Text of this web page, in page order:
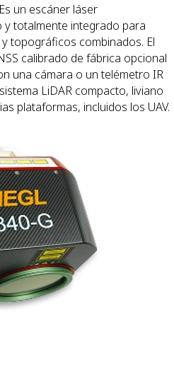
Es un escáner láser
totalmente integrado para
topográficos combinados. El
calibrado de fábrica opcional
una cámara o un telémetro IR
LiDAR compacto, liviano
plataformas, incluidos los UAV.